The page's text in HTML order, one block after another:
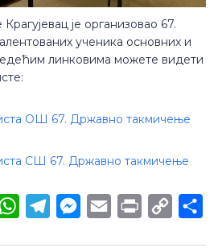
је организовао 67.
ученика основних и
линковима можете видети
ОШ 67. Државно такмичење
СШ 67. Државно такмичење
WhatsAppTelegramMessenger
Email Print
Copy